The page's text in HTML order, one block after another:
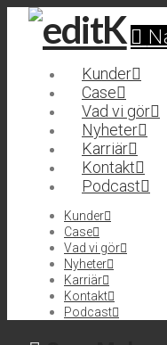
Kunder
Case
Vad vi gör
Nyheter
Karriär
Kontakt
Podcast
Kunder
Case
Vad vi gör
Nyheter
Karriär
Kontakt
Podcast